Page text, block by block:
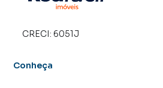
tendo como consequência uma
time de programadores, corretores
proprietários e inquilinos.
CRECI: 6051J
Conheça